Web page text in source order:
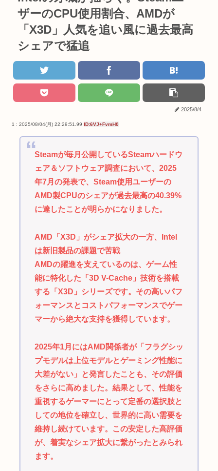
ザーのCPU使用割合、AMDが
「X3D」人気を追い風に過去最高
シェアで猛追
2025/8/4
1 : 2025/08/04(月) 22:29:51.99 ID:6VJ+FvmH0
Steamが毎月公開しているSteamハードウ
ェア＆ソフトウェア調査において、2025
年7月の発表で、Steam使用ユーザーの
AMD製CPUのシェアが過去最高の40.39%
に達したことが明らかになりました。
AMD「X3D」がシェア拡大の一方、Intel
は新旧製品の課題で苦戦
AMDの躍進を支えているのは、ゲーム性
能に特化した「3D V-Cache」技術を搭載
する「X3D」シリーズです。その高いパフ
ォーマンスとコストパフォーマンスでゲー
マーから絶大な支持を獲得しています。
2025年1月にはAMD関係者が「フラグシッ
プモデルは上位モデルとゲーミング性能に
大差がない」と発言したことも、その評価
をさらに高めました。結果として、性能を
重視するゲーマーにとって定番の選択肢と
しての地位を確立し、世界的に高い需要を
維持し続けています。この安定した高評価
が、着実なシェア拡大に繋がったとみられ
ます。